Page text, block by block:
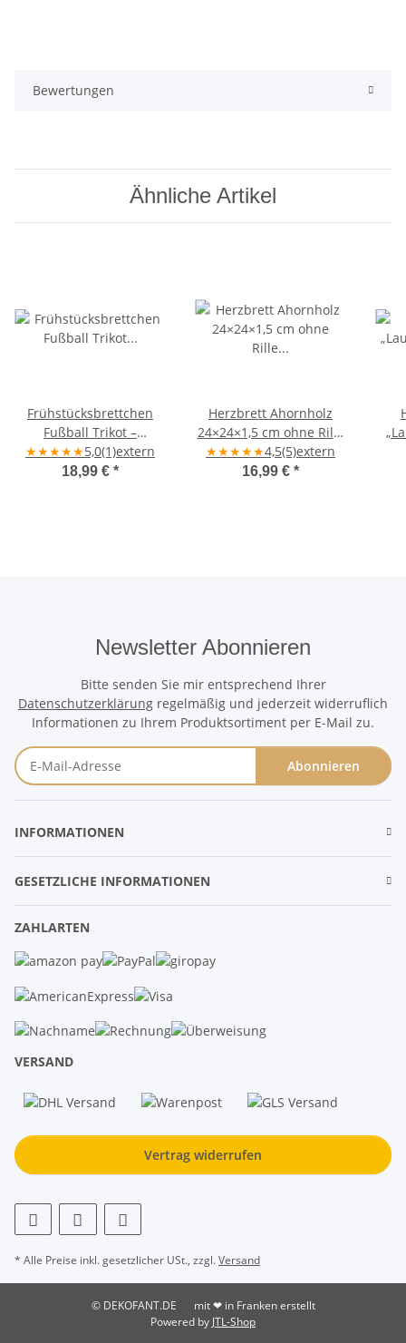
Bewertungen
Ähnliche Artikel
Frühstücksbrettchen
Fußball Trikot –
Ahornholz ca. 20×30×1,5
cm
★★★★★5,0(1)extern
18,99 € *
Herzbrett Ahornholz
24×24×1,5 cm ohne Rille
„Es ist schön jemanden
zu kennen" –
★★★★★4,5(5)extern
16,99 € *
Newsletter Abonnieren
Bitte senden Sie mir entsprechend Ihrer
Datenschutzerklärung regelmäßig und jederzeit widerruflich
Informationen zu Ihrem Produktsortiment per E-Mail zu.
Abonnieren
INFORMATIONEN
GESETZLICHE INFORMATIONEN
ZAHLARTEN
VERSAND
Vertrag widerrufen
* Alle Preise inkl. gesetzlicher USt., zzgl.Versand
© DEKOFANT.DE
mit ❤ in Franken erstellt
Powered by JTL-Shop